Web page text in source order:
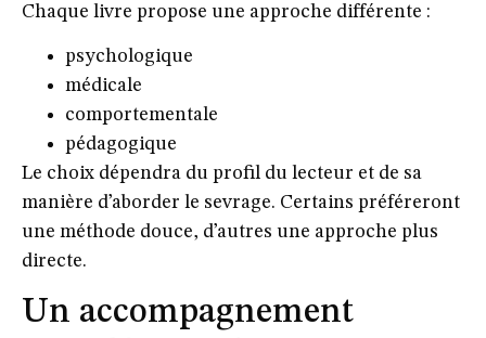
Chaque livre propose une approche différente :
psychologique
médicale
comportementale
pédagogique
Le choix dépendra du profil du lecteur et de sa
manière d’aborder le sevrage. Certains préféreront
une méthode douce, d’autres une approche plus
directe.
Un accompagnement